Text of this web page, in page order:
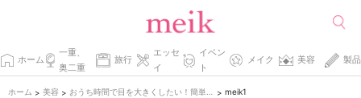
ホーム
一重、
奥二重
旅行
エッセ
イ
イベン
ト
メイク 美容 製品
ホーム > 美容 > > meik1